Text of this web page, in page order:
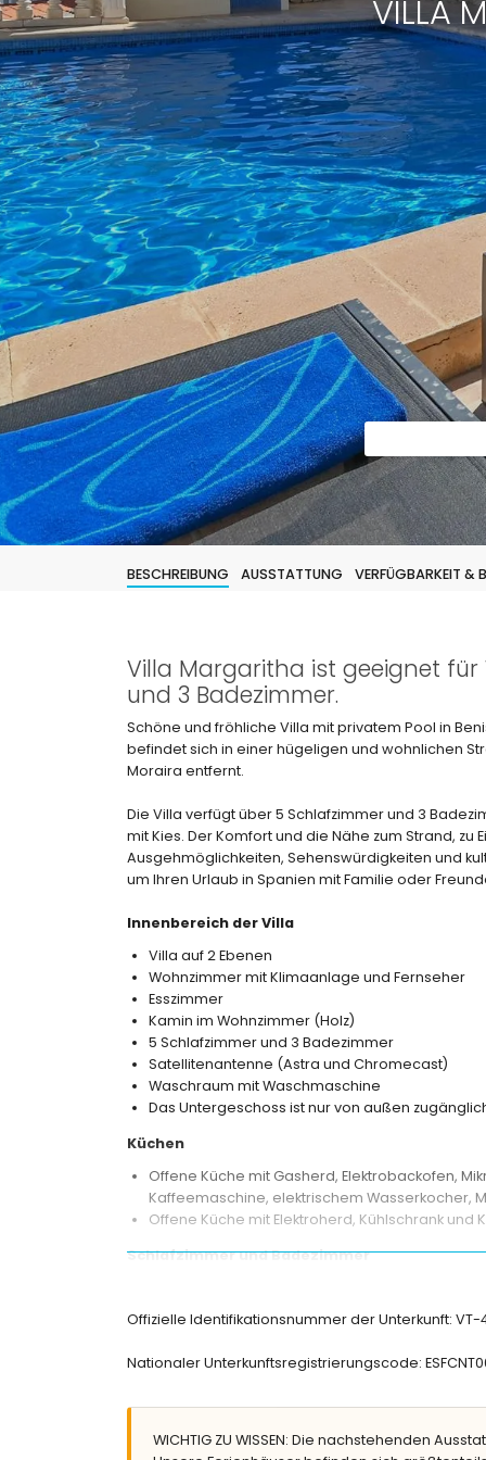
VILLA
BESCHREIBUNG AUSSTATTUNG VERFÜGBARKEIT &
Villa Margaritha ist geeignet für
und 3 Badezimmer.
Schöne und fröhliche Villa mit privatem Pool in
befindet sich in einer hügeligen und wohnlichen
Moraira entfernt.
Die Villa verfügt über 5 Schlafzimmer und 3
mit Kies. Der Komfort und die Nähe zum Strand,
Ausgehmöglichkeiten, Sehenswürdigkeiten und
um Ihren Urlaub in Spanien mit Familie oder
Innenbereich der Villa
Villa auf 2 Ebenen
Wohnzimmer mit Klimaanlage und Fernseher
Esszimmer
Kamin im Wohnzimmer (Holz)
5 Schlafzimmer und 3 Badezimmer
Satellitenantenne (Astra und Chromecast)
Waschraum mit Waschmaschine
Das Untergeschoss ist nur von außen
Küchen
Offene Küche mit Gasherd, Elektrobackofen,
Kaffeemaschine, elektrischem Wasserkocher,
Offene Küche mit Elektroherd, Kühlschrank und
Schlafzimmer und Badezimmer
En-suite Badezimmer mit Einzelwaschbecken,
Außenbereich der Villa
Offizielle Identifikationsnummer der Unterkunft: VT-
Nationaler Unterkunftsregistrierungscode:
WICHTIG ZU WISSEN: Die nachstehenden